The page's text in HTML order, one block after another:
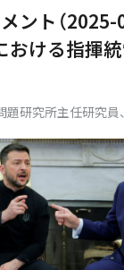
ント（2025-
おける指揮
研究所主任研究員